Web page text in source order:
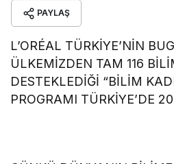
PAYLAŞ
L’ORÉAL TÜRKİYE’NİN
ÜLKEMİZDEN TAM 116
DESTEKLEDİĞİ “BİLİM
PROGRAMI TÜRKİYE’DE